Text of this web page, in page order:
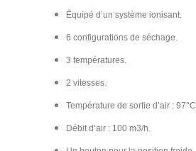
Équipé d’un système ionisant.
6 configurations de séchage.
3 températures.
2 vitesses.
Température de sortie d’air : 97°C.
Débit d’air : 100 m3/h.